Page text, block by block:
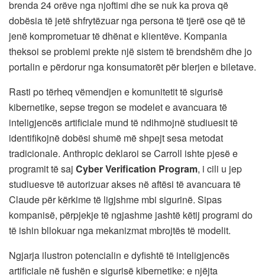
brenda 24 orëve nga njoftimi dhe se nuk ka prova që
dobësia të jetë shfrytëzuar nga persona të tjerë ose që të
jenë komprometuar të dhënat e klientëve. Kompania
theksoi se problemi prekte një sistem të brendshëm dhe jo
portalin e përdorur nga konsumatorët për blerjen e biletave.
Rasti po tërheq vëmendjen e komunitetit të sigurisë
kibernetike, sepse tregon se modelet e avancuara të
inteligjencës artificiale mund të ndihmojnë studiuesit të
identifikojnë dobësi shumë më shpejt sesa metodat
tradicionale. Anthropic deklaroi se Carroll ishte pjesë e
programit të saj Cyber Verification Program, i cili u jep
studiuesve të autorizuar akses në aftësi të avancuara të
Claude për kërkime të ligjshme mbi sigurinë. Sipas
kompanisë, përpjekje të ngjashme jashtë këtij programi do
të ishin bllokuar nga mekanizmat mbrojtës të modelit.
Ngjarja ilustron potencialin e dyfishtë të inteligjencës
artificiale në fushën e sigurisë kibernetike: e njëjta